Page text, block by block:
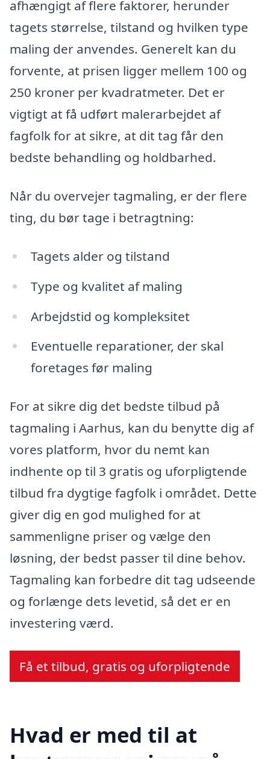
afhængigt af flere faktorer, herunder
tagets størrelse, tilstand og hvilken type
maling der anvendes. Generelt kan du
forvente, at prisen ligger mellem 100 og
250 kroner per kvadratmeter. Det er
vigtigt at få udført malerarbejdet af
fagfolk for at sikre, at dit tag får den
bedste behandling og holdbarhed.
Når du overvejer tagmaling, er der flere
ting, du bør tage i betragtning:
Tagets alder og tilstand
Type og kvalitet af maling
Arbejdstid og kompleksitet
Eventuelle reparationer, der skal
foretages før maling
For at sikre dig det bedste tilbud på
tagmaling i Aarhus, kan du benytte dig af
vores platform, hvor du nemt kan
indhente op til 3 gratis og uforpligtende
tilbud fra dygtige fagfolk i området. Dette
giver dig en god mulighed for at
sammenligne priser og vælge den
løsning, der bedst passer til dine behov.
Tagmaling kan forbedre dit tag udseende
og forlænge dets levetid, så det er en
investering værd.
Få et tilbud, gratis og uforpligtende
Hvad er med til at